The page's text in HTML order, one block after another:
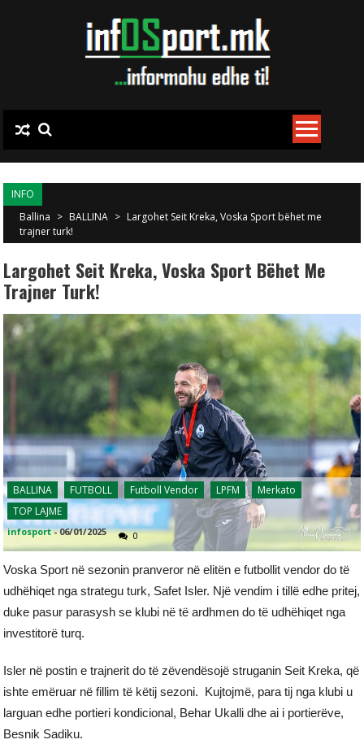
INFO
Ballina > BALLINA > Largohet Seit Kreka, Voska Sport bëhet me
trajner turk!
Largohet Seit Kreka, Voska Sport Bëhet Me
Trajner Turk!
BALLINA FUTBOLL Futboll Vendor LPFM
Merkato
TOP LAJME
infosport -06/01/2025 0
Voska Sport në sezonin pranveror në elitën e futbollit vendor do të
udhëhiqet nga strategu turk, Safet Isler. Një vendim i tillë edhe pritej,
duke pasur parasysh se klubi në të ardhmen do të udhëhiqet nga
investitorë turq.
Isler në postin e trajnerit do të zëvendësojë struganin Seit Kreka, që
ishte emëruar në fillim të këtij sezoni. Kujtojmë, para tij nga klubi u
larguan edhe portieri kondicional, Behar Ukalli dhe ai i portierëve,
Besnik Sadiku.